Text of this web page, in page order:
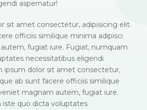
aspernatur!
sit amet consectetur, adipisicing elit.
officiis similique minima adipisci
fugiat iure. Fugiat, numquam
necessitatibus eligendi
ipsum dolor sit amet consectetur,
ab sunt facere officiis similique
magnam autem, fugiat iure.
iste quo dicta voluptates